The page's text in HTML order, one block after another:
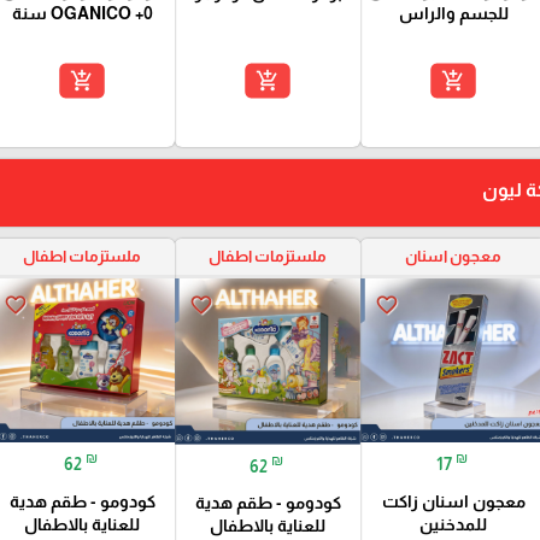
للجسم والراس
add_shopping_cart
add_shopping_cart
OGANICO +0 سنة
add_shopping_cart
ليون
معجون اسنان
favorite_border
17 ₪
معجون اسنان زاكت
للمدخنين
ملستزمات اطفال
favorite_border
62 ₪
كودومو - طقم هدية
للعناية بالاطفال
ملستزمات اطفال
favorite_border
62 ₪
كودومو - طقم هدية
للعناية بالاطفال